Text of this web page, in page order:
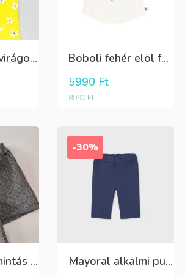
Losan sárga virágos 3/4-es leggings Boboli fehér elöl fekete tüll+gyöngyös csini póló
8990Ft
5990 Ft
Killy szürke mintás rövidnadrág
-30%
Mayoral alkalmi puha kék élre vasalt nadrág, behúzható derékrésszel